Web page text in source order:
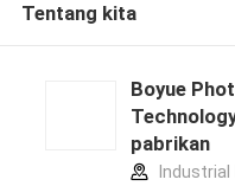
Tentang kita
Boyue
pabrikan